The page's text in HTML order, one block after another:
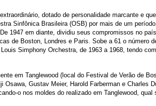
dotado de personalidade marcante e
Sinfônica Brasileira (OSB) por mais de um
1947 em diante, dividiu seus compromissos no
de Boston, Londres e Paris. Sobe a 61 o número
Simphony Orchestra, de 1963 a 1968, tendo
em Tanglewood (local do Festival de Verão de
Gustav Meier, Harold Farberman e Charles
o nos moldes do realizado em Tanglewood,